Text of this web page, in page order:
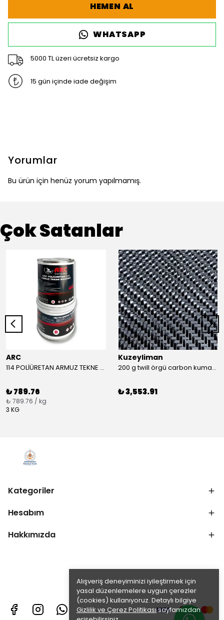
Alışveriş deneyiminizi iyileştirmek için
yasal düzenlemelere uygun çerezler
(cookies) kullanıyoruz. Detaylı bilgiye
Gizlilik ve Çerez Politikasısayfamızdan
HEMEN AL
WHATSAPP
5000 TL üzeri ücretsiz kargo
15 gün içinde iade değişim
Yorumlar
Bu ürün için henüz yorum yapılmamış.
Çok Satanlar
ARC
114 POLİÜRETAN ARMUZ TEKNE MACUNU TAKIM (BEYAZ)
₺ 789.76
₺ 789.76 / kg
3 KG
Kuzeyliman
200 g twill örgü carbon kumaş m2
₺ 3,553.91
Kategoriler
Hesabım
Hakkımızda